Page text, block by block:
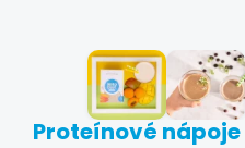
Proteínové nápoje